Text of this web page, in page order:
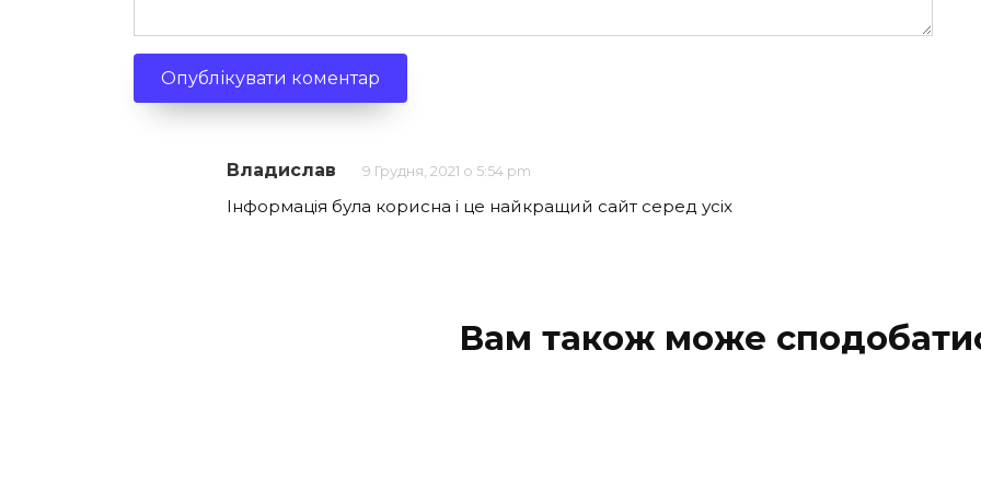
Владислав 9 Грудня, 2021 о 5:54 pm
Інформація була корисна і це найкращий сайт серед усіх
Вам також може